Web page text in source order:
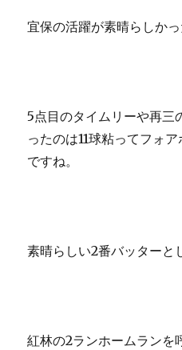
宜保の活躍が素晴らしかっ
5点目のタイムリーや再三
ったのは11球粘ってフォ
ですね。
素晴らしい2番バッターと
紅林の2ランホームランを